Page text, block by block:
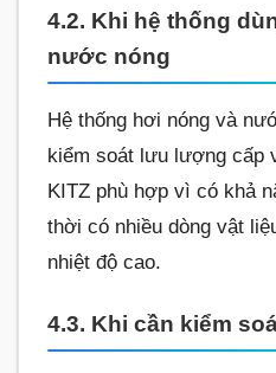
4.2. Khi hệ thống
nước nóng
Hệ thống hơi nóng và
kiểm soát lưu lượng cấp
KITZ phù hợp vì có khả
thời có nhiều dòng vật
nhiệt độ cao.
4.3. Khi cần kiểm